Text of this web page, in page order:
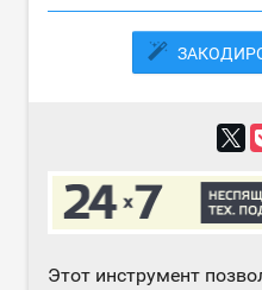
Этот инструмент